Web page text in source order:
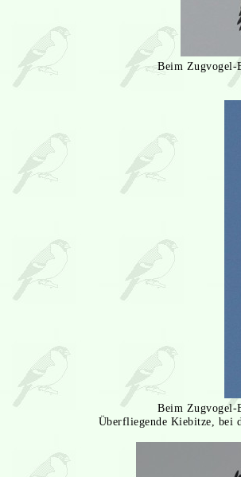
Beim
Beim
Überfliegende Kiebitze, bei